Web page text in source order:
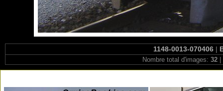
1148-0013-070406 |
Nombre total d'images: 32